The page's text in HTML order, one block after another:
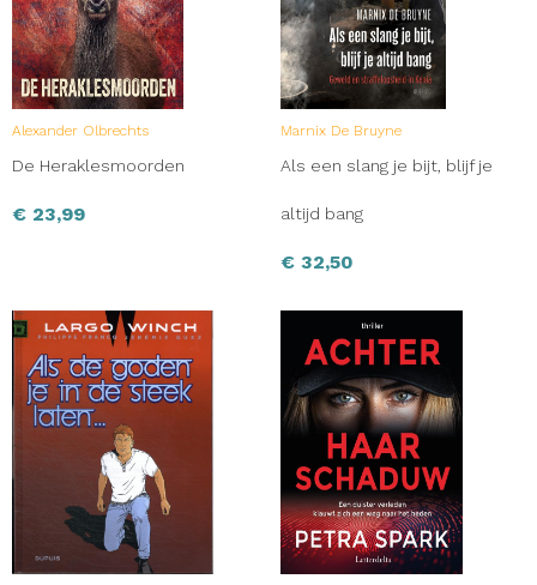
Alexander Olbrechts
De Heraklesmoorden
€ 23,99
Marnix De Bruyne
Als een slang je bijt, blijf je
altijd bang
€ 32,50